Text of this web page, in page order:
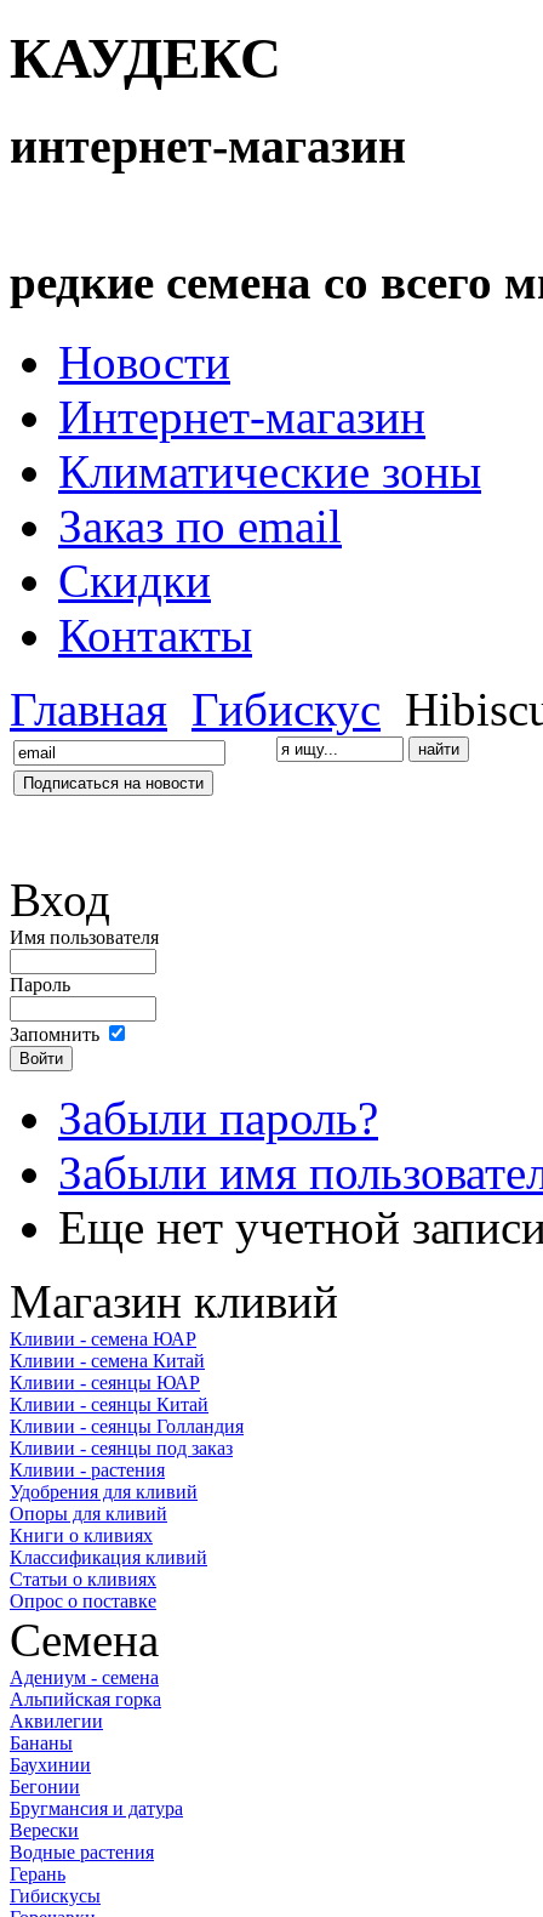
КАУДЕКС
интернет-магазин
редкие семена со всего
Новости
Интернет-магазин
Климатические зоны
Заказ по email
Скидки
Контакты
Главная Гибискус
Вход
Имя пользователя
Пароль
Запомнить
Забыли пароль?
Забыли имя
Еще нет учетной
Магазин кливий
Кливии - семена ЮАР
Кливии - семена Китай
Кливии - сеянцы ЮАР
Кливии - сеянцы Китай
Кливии - сеянцы Голландия
Кливии - сеянцы под заказ
Кливии - растения
Удобрения для кливий
Опоры для кливий
Книги о кливиях
Классификация кливий
Статьи о кливиях
Опрос о поставке
Семена
Адениум - семена
Альпийская горка
Аквилегии
Бананы
Баухинии
Бегонии
Бругмансия и датура
Верески
Водные растения
Герань
Гибискусы